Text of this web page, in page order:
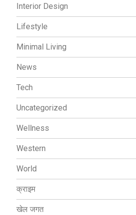
Interior Design
Lifestyle
Minimal Living
News
Tech
Uncategorized
Wellness
Western
World
क्राइम
खेल जगत